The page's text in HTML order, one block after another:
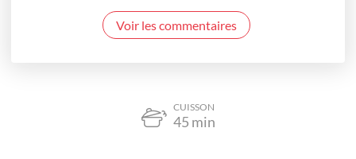
Voir les commentaires
CUISSON
45 min